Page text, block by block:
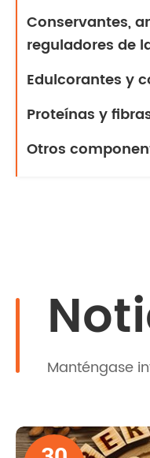
Conservantes,
reguladores de
Edulcorantes y
Proteínas y
Otros
Manténgase